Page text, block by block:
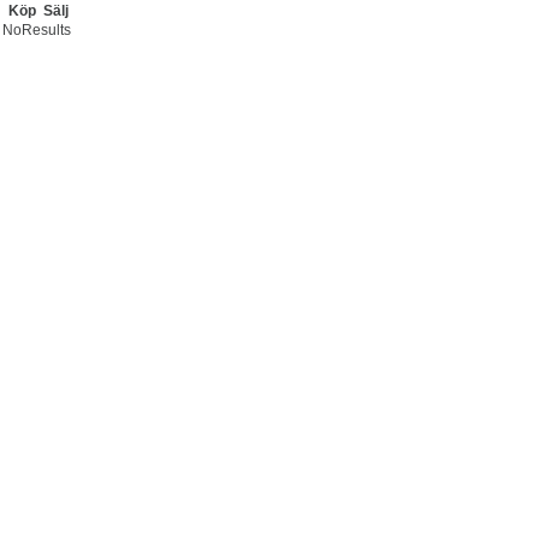
Köp Sälj
NoResults